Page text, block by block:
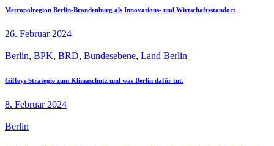
Metropolregion Berlin-Brandenburg als Innovations- und Wirtschaftsstandort
26. Februar 2024
Berlin, BPK, BRD, Bundesebene, Land Berlin
Giffeys Strategie zum Klimaschutz und was Berlin dafür tut.
8. Februar 2024
Berlin